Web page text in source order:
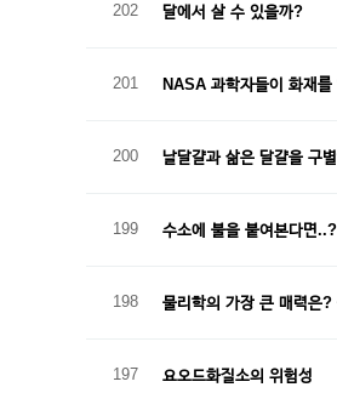
202 달에서 살 수 있을까?
201 NASA 과학자들이 화재
200 날달걀과 삶은 달걀을 구
199 수소에 불을 붙여본다면..?
198 물리학의 가장 큰 매력은
197 요오드화질소의 위험성